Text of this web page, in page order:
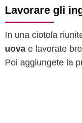
Lavorare gli
In una ciotola
uova e lavorate
Poi aggiungete la